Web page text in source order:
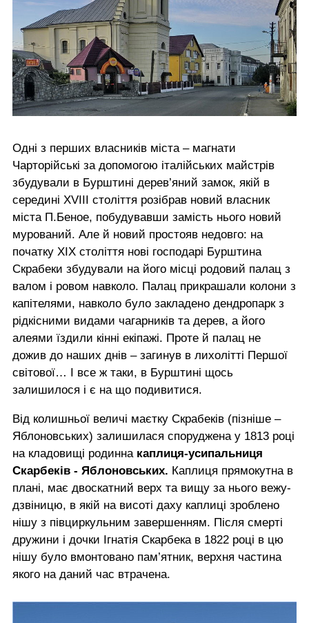
Одні з перших власників міста – магнати
Чарторійські за допомогою італійських майстрів
збудували в Бурштині дерев’яний замок, якій в
середині XVIII століття розібрав новий власник
міста П.Беное, побудувавши замість нього новий
мурований. Але й новий простояв недовго: на
початку ХІХ століття нові господарі Бурштина
Скрабеки збудували на його місці родовий палац з
валом і ровом навколо. Палац прикрашали колони з
капітелями, навколо було закладено дендропарк з
рідкісними видами чагарників та дерев, а його
алеями їздили кінні екіпажі. Проте й палац не
дожив до наших днів – загинув в лихолітті Першої
світової… І все ж таки, в Бурштині щось
залишилося і є на що подивитися.
Від колишньої величі маєтку Скрабеків (пізніше –
Яблоновських) залишилася споруджена у 1813 році
на кладовищі родинна каплиця-усипальниця
Скарбеків - Яблоновських. Каплиця прямокутна в
плані, має двоскатний верх та вищу за нього вежу-
дзвіницю, в якій на висоті даху каплиці зроблено
нішу з півциркульним завершенням. Після смерті
дружини і дочки Ігнатія Скарбека в 1822 році в цю
нішу було вмонтовано пам’ятник, верхня частина
якого на даний час втрачена.